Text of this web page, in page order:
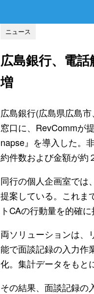
ニュース
広島銀行、電
増
広島銀行(広島県広島
窓口に、RevCommが
napse』を導入した。
約件数および金額が約
同行の個人企画室では
提案している。これま
トCAの行動量を的確
両ソリューションは、
能で面談記録の入力作
化。集計データをもと
その結果、面談記録の